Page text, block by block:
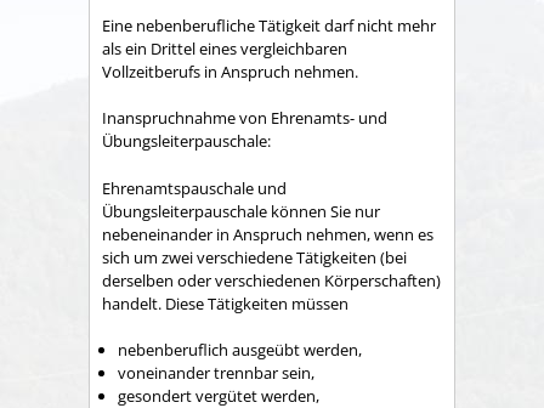
Eine nebenberufliche Tätigkeit darf nicht mehr
als ein Drittel eines vergleichbaren
Vollzeitberufs in Anspruch nehmen.
Inanspruchnahme von Ehrenamts- und
Übungsleiterpauschale:
Ehrenamtspauschale und
Übungsleiterpauschale können Sie nur
nebeneinander in Anspruch nehmen, wenn es
sich um zwei verschiedene Tätigkeiten (bei
derselben oder verschiedenen Körperschaften)
handelt. Diese Tätigkeiten müssen
nebenberuflich ausgeübt werden,
voneinander trennbar sein,
gesondert vergütet werden,